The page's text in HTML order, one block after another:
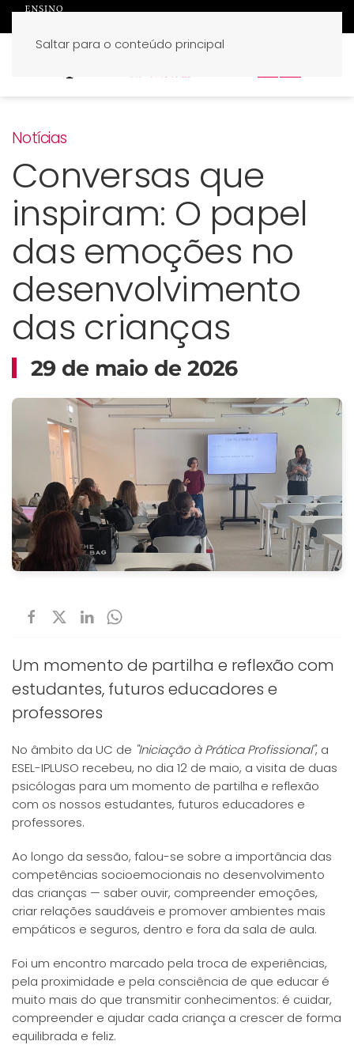
Saltar para o conteúdo principal
Notícias
Conversas que
inspiram: O papel
das emoções no
desenvolvimento
das crianças
29 de maio de 2026
Um momento de partilha e reflexão com
estudantes, futuros educadores e
professores
No âmbito da UC de "Iniciação à Prática Profissional", a
ESEL-IPLUSO recebeu, no dia 12 de maio, a visita de duas
psicólogas para um momento de partilha e reflexão
com os nossos estudantes, futuros educadores e
professores.
Ao longo da sessão, falou-se sobre a importância das
competências socioemocionais no desenvolvimento
das crianças — saber ouvir, compreender emoções,
criar relações saudáveis e promover ambientes mais
empáticos e seguros, dentro e fora da sala de aula.
Foi um encontro marcado pela troca de experiências,
pela proximidade e pela consciência de que educar é
muito mais do que transmitir conhecimentos: é cuidar,
compreender e ajudar cada criança a crescer de forma
equilibrada e feliz.